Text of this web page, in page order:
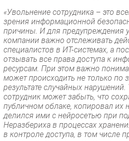
«Увольнение сотрудника – это
зрения информационной
причины. И для предупреждения
компании важно отслеживать
специалистов в ИТ-системах, а
отзывать все права доступа к
ресурсам. При этом важно
может происходить не только по
результате случайных
сотрудник может забыть, что
публичном облаке, копировал их
делился ими с нейросетью при
Неразбериха в процессах
в контроле доступа, в том числе